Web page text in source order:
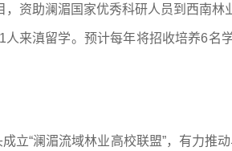
资助澜湄国家优秀科研人员到西南
来滇留学。预计每年将招收培养6名
立“澜湄流域林业高校联盟”，有力推